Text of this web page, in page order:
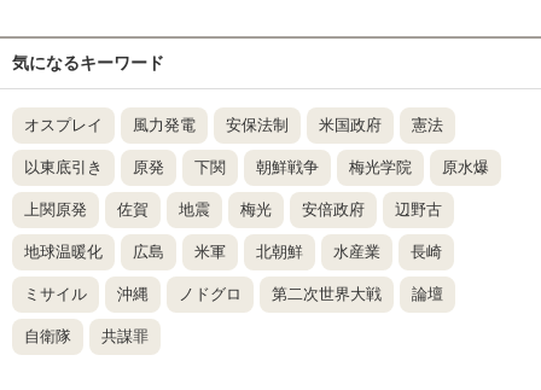
気になるキーワード
オスプレイ 風力発電 安保法制 米国政府 憲法
以東底引き 原発 下関 朝鮮戦争 梅光学院 原水爆
上関原発 佐賀 地震 梅光 安倍政府 辺野古
地球温暖化 広島 米軍 北朝鮮 水産業 長崎
ミサイル 沖縄 ノドグロ 第二次世界大戦 論壇
自衛隊 共謀罪